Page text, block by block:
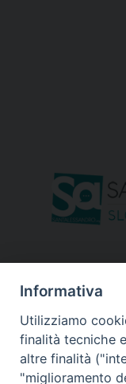
Informativa
Utilizziamo
finalità tecniche
altre finalità
"miglioramento